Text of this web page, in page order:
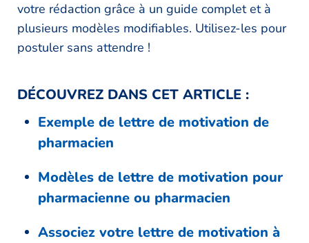
votre rédaction grâce à un guide complet et à
plusieurs modèles modifiables. Utilisez-les pour
postuler sans attendre !
DÉCOUVREZ DANS CET ARTICLE :
Exemple de lettre de motivation de
pharmacien
Modèles de lettre de motivation pour
pharmacienne ou pharmacien
Associez votre lettre de motivation à